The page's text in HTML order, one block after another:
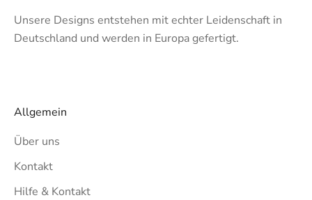
Unsere Designs entstehen mit echter Leidenschaft in
Deutschland und werden in Europa gefertigt.
Allgemein
Über uns
Kontakt
Hilfe & Kontakt